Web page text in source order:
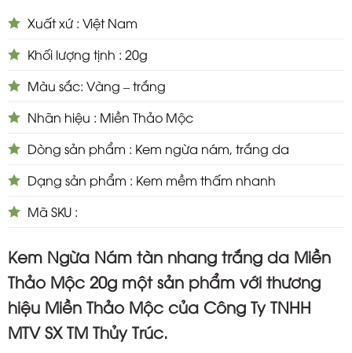
Xuất xứ : Việt Nam
Khối lượng tịnh : 20g
Màu sắc: Vàng – trắng
Nhãn hiệu : Miền Thảo Mộc
Dòng sản phẩm : Kem ngừa nám, trắng da
Dạng sản phẩm : Kem mềm thấm nhanh
Mã SKU :
Kem Ngừa Nám tàn nhang trắng da Miền
Thảo Mộc 20g một sản phẩm với thương
hiệu Miền Thảo Mộc của Công Ty TNHH
MTV SX TM Thủy Trúc.